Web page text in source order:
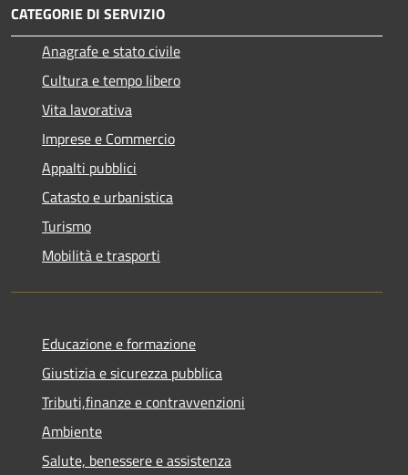
CATEGORIE DI SERVIZIO
Anagrafe e stato civile
Cultura e tempo libero
Vita lavorativa
Imprese e Commercio
Appalti pubblici
Catasto e urbanistica
Turismo
Mobilità e trasporti
Educazione e formazione
Giustizia e sicurezza pubblica
Tributi,finanze e contravvenzioni
Ambiente
Salute, benessere e assistenza